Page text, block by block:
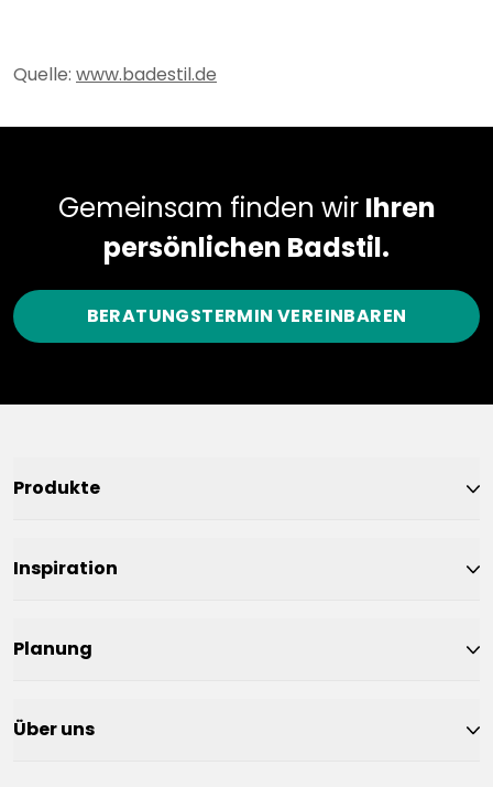
Quelle: www.badestil.de
Gemeinsam finden wir Ihren
persönlichen Badstil.
BERATUNGSTERMIN VEREINBAREN
Produkte
Inspiration
Planung
Über uns